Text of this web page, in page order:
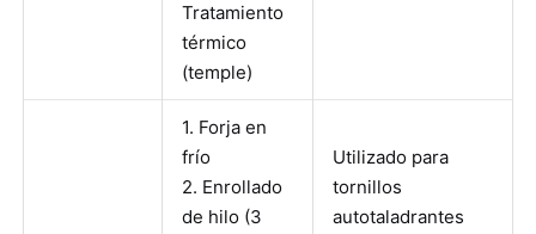
Tratamiento
térmico
(temple)
1. Forja en
frío
2. Enrollado
de hilo (3
Utilizado para
tornillos
autotaladrantes